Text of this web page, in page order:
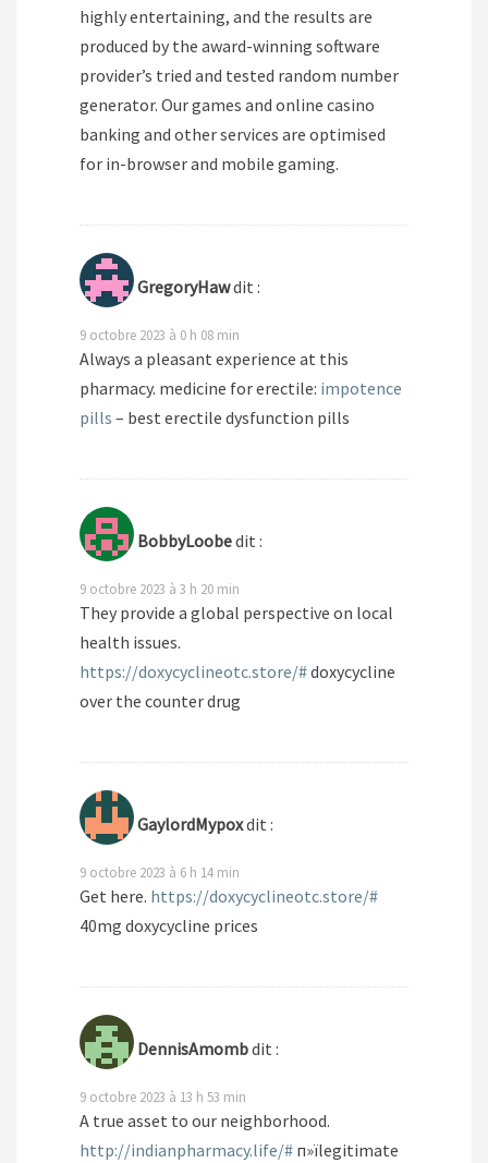
highly entertaining, and the results are
produced by the award-winning software
provider’s tried and tested random number
generator. Our games and online casino
banking and other services are optimised
for in-browser and mobile gaming.
GregoryHawdit :
9 octobre 2023 à 0 h 08 min
Always a pleasant experience at this
pharmacy. medicine for erectile: impotence
pills – best erectile dysfunction pills
BobbyLoobedit :
9 octobre 2023 à 3 h 20 min
They provide a global perspective on local
health issues.
https://doxycyclineotc.store/#doxycycline
over the counter drug
GaylordMypoxdit :
9 octobre 2023 à 6 h 14 min
Get here. https://doxycyclineotc.store/#
40mg doxycycline prices
DennisAmombdit :
9 octobre 2023 à 13 h 53 min
A true asset to our neighborhood.
http://indianpharmacy.life/# п»їlegitimate